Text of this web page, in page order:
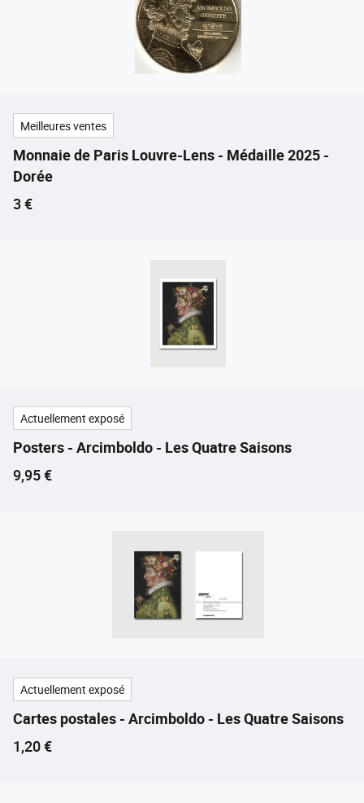
Meilleures ventes
Monnaie de Paris Louvre-Lens - Médaille 2025 -
Dorée
Prix ​​actuel
3 €
Actuellement exposé
Posters - Arcimboldo - Les Quatre Saisons
Prix ​​actuel
9,95 €
Actuellement exposé
Cartes postales - Arcimboldo - Les Quatre Saisons
Prix ​​actuel
1,20 €